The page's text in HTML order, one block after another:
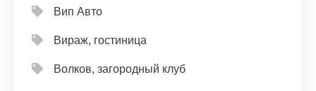
Вип Авто
Вираж, гостиница
Волков, загородный клуб